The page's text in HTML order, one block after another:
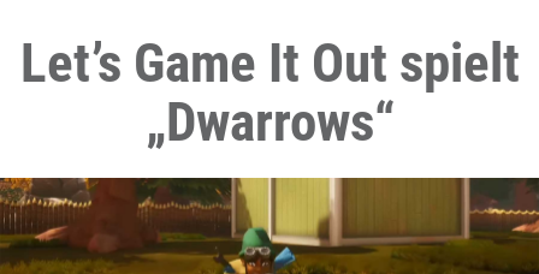
Let’s Game It Out spielt
„Dwarrows“